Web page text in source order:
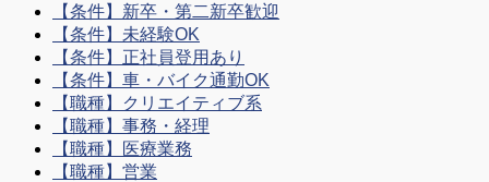
【条件】新卒・第二新卒歓迎
【条件】未経験OK
【条件】正社員登用あり
【条件】車・バイク通勤OK
【職種】クリエイティブ系
【職種】事務・経理
【職種】医療業務
【職種】営業